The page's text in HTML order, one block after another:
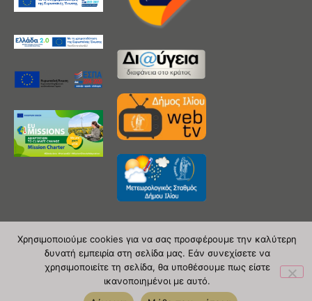
Copyright 2020 © Δήμος Ιλίου
| powered by Evolutionprojects
Χρησιμοποιούμε cookies για να σας προσφέρουμε την καλύτερη
δυνατή εμπειρία στη σελίδα μας. Εάν συνεχίσετε να
χρησιμοποιείτε τη σελίδα, θα υποθέσουμε πως είστε
ικανοποιημένοι με αυτό.